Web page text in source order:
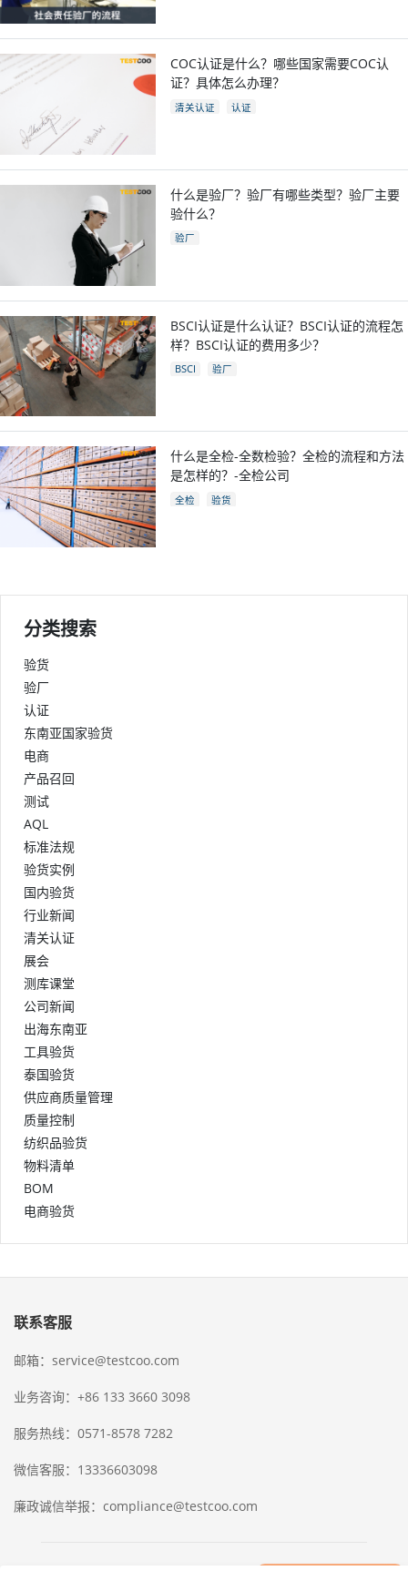
COC认证是什么？哪些国家需要COC认
证？具体怎么办理？
清关认证 认证
什么是验厂？验厂有哪些类型？验厂主要
验什么？
验厂
BSCI认证是什么认证？BSCI认证的流程怎
样？BSCI认证的费用多少？
BSCI 验厂
什么是全检-全数检验？全检的流程和方法
是怎样的？-全检公司
全检 验货
分类搜索
验货
验厂
认证
东南亚国家验货
电商
产品召回
测试
AQL
标准法规
验货实例
国内验货
行业新闻
清关认证
展会
测库课堂
公司新闻
出海东南亚
工具验货
泰国验货
供应商质量管理
质量控制
纺织品验货
物料清单
BOM
电商验货
联系客服
邮箱：service@testcoo.com
业务咨询：+86 133 3660 3098
服务热线：0571-8578 7282
微信客服：13336603098
廉政诚信举报：compliance@testcoo.com